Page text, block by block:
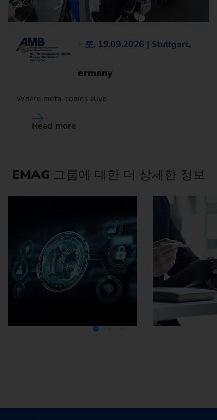
화, 15.09.2026 - 토, 19.09.2026 | Stuttgart,
Germany
AMB 2026, Germany
Where metal comes alive
Read more
EMAG 그룹에 대한 더 상세한 정보